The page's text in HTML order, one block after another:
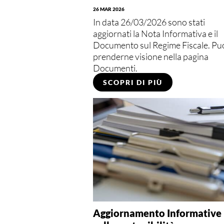
26 MAR 2026
In data 26/03/2026 sono stati
aggiornati la Nota Informativa e il
Documento sul Regime Fiscale.
prenderne visione nella pagina
Documenti.
SCOPRI DI PIÙ
Aggiornamento Informative